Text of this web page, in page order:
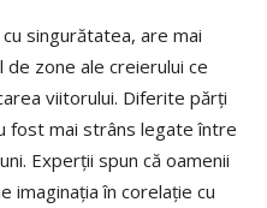
singurătatea, are mai
zone ale creierului ce
viitorului. Diferite părți
fost mai strâns legate între
Experții spun că oamenii
imaginația în corelație cu